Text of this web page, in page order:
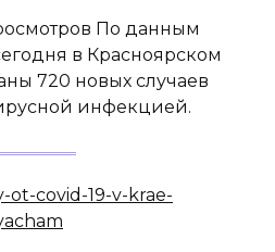
По данным
в Красноярском
720 новых случаев
инфекцией.